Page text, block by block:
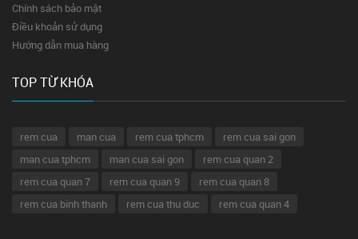
Chính sách bảo mật
Điều khoản sử dụng
Hướng dẫn mua hàng
TOP TỪ KHÓA
rem cua man cua rem cua tphcm
rem cua sai gon
man cua tphcm
man cua sai gon
rem cua quan 2
rem cua quan 7
rem cua quan 9
rem cua quan 8
rem cua binh thanh
rem cua thu duc rem cua quan 4